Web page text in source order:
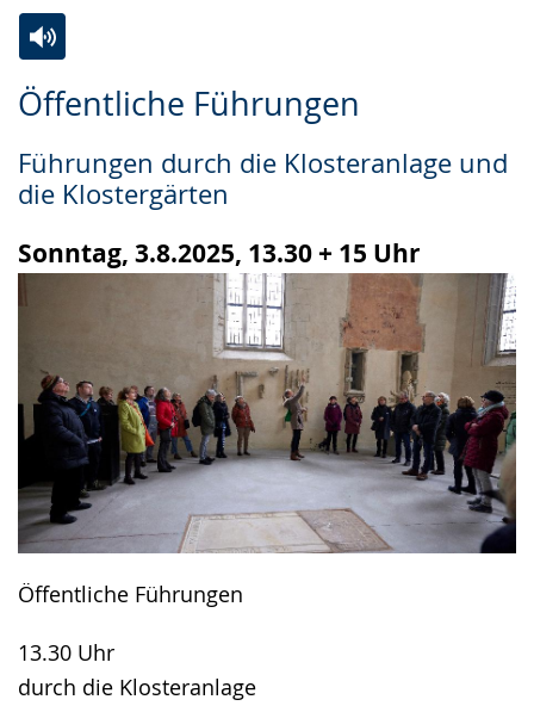
Öffentliche Führungen
Führungen durch die Klosteranlage und
die Klostergärten
Sonntag, 3.8.2025, 13.30 + 15 Uhr
Öffentliche Führungen
13.30 Uhr
durch die Klosteranlage
Leichten
wechseln.
Audio-
Video
Deutscher
Gebärdensprache
wird